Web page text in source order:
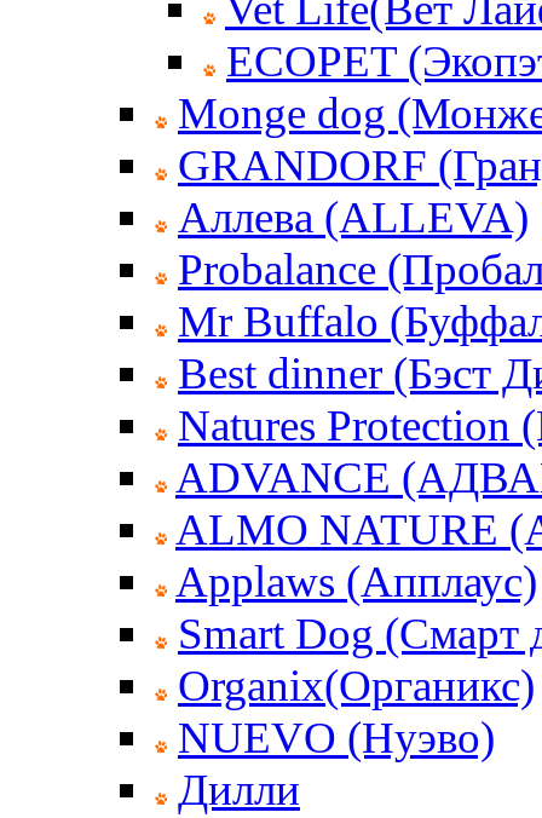
ECOPET
Monge dog
GRANDORF
Аллева (ALLEVA)
Probalance
Mr Buffalo
Best dinner (Бэст
Natures Protection
ADVANCE
ALMO
Applaws (Апплаус)
Smart Dog (Смарт
Organix(Органикс)
NUEVO (Нуэво)
Дилли